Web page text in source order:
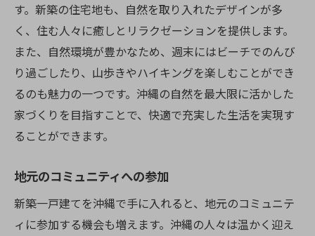
す。新築の住宅地も、自然を取り入れたデザインが多
く、住む人々に癒しとリラクゼーションを提供します。
また、自然環境が豊かなため、週末にはビーチでのんび
り過ごしたり、山歩きやハイキングを楽しむことができ
るのも魅力の一つです。沖縄の自然を最大限に活かした
家づくりを目指すことで、快適で充実した生活を実現す
ることができます。
地元のコミュニティへの参加
新築一戸建てを沖縄で手に入れると、地元のコミュニテ
ィに参加する機会も増えます。沖縄の人々は温かく迎え